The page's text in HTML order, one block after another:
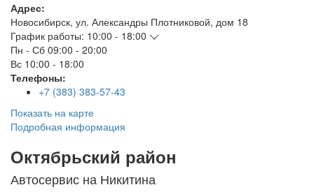
Адрес:
Новосибирск, ул. Александры Плотниковой, дом 18
График работы: 10:00 - 18:00
Пн - Сб 09:00 - 20:00
Вс 10:00 - 18:00
Телефоны:
+7 (383) 383-57-43
Показать на карте
Подробная информация
Октябрьский район
Автосервис на Никитина